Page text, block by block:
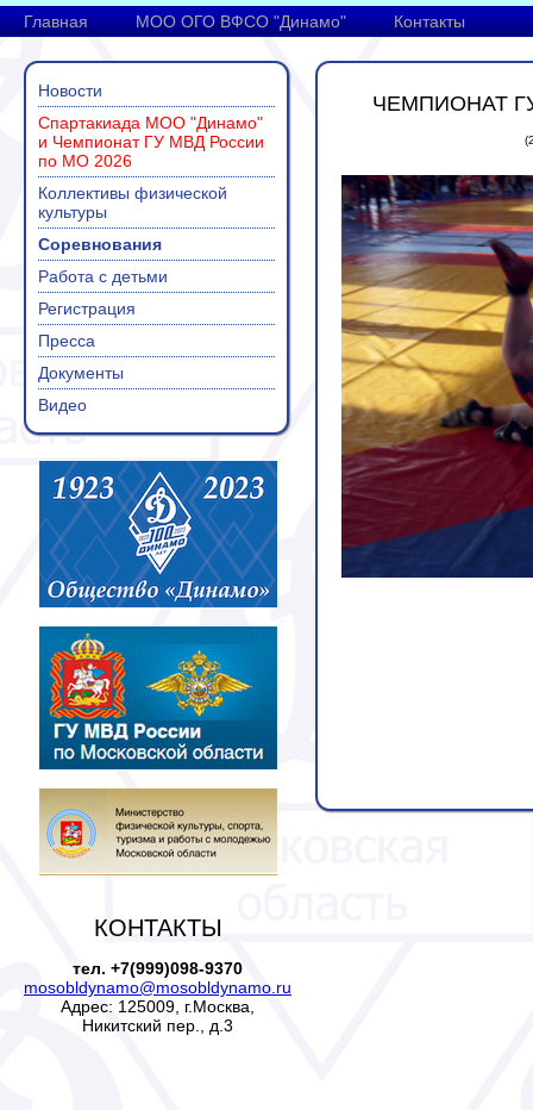
Главная МОО ОГО ВФСО "Динамо" Контакты
Новости
Спартакиада МОО "Динамо"
и Чемпионат ГУ МВД России
по МО 2026
Коллективы физической
культуры
Соревнования
Работа с детьми
Регистрация
Пресса
Документы
Видео
КОНТАКТЫ
тел. +7(999)098-9370
mosobldynamo@mosobldynamo.ru
Адрес: 125009, г.Москва,
Никитский пер., д.3
ЧЕМПИОНАТ